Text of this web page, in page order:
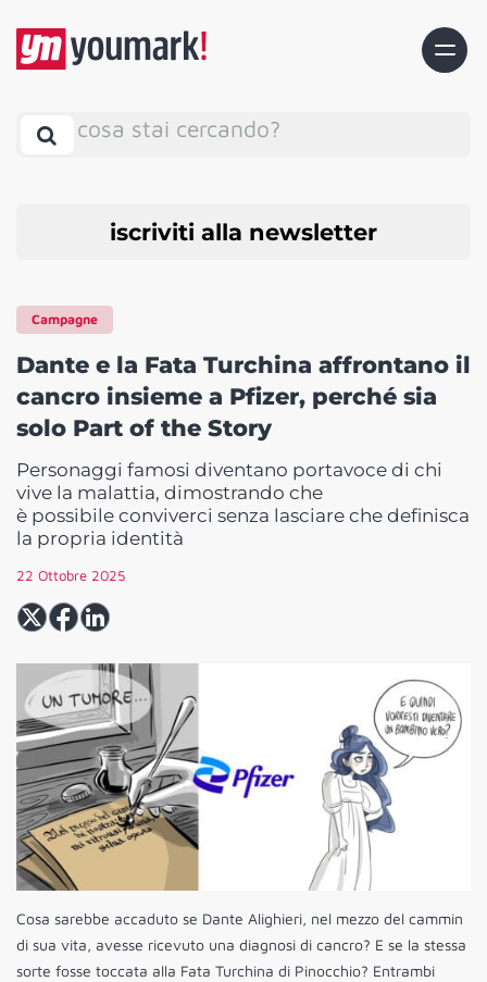
cosa stai cercando?
iscriviti alla newsletter
Campagne
Dante e la Fata Turchina affrontano il
cancro insieme a Pfizer, perché sia
solo Part of the Story
Personaggi famosi diventano portavoce di chi
vive la malattia, dimostrando che
è possibile conviverci senza lasciare che definisca
la propria identità
22 Ottobre 2025
Cosa sarebbe accaduto se Dante Alighieri, nel mezzo del cammin
di sua vita, avesse ricevuto una diagnosi di cancro? E se la stessa
sorte fosse toccata alla Fata Turchina di Pinocchio? Entrambi